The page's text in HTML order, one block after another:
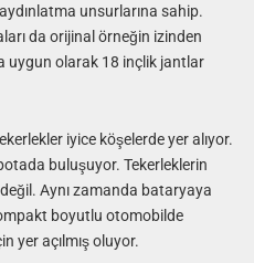
unsurlarına sahip.
da orijinal örneğin izinden
uygun olarak 18 inçlik jantlar
iyice köşelerde yer alıyor.
buluşuyor. Tekerleklerin
Aynı zamanda bataryaya
boyutlu otomobilde
yer açılmış oluyor.